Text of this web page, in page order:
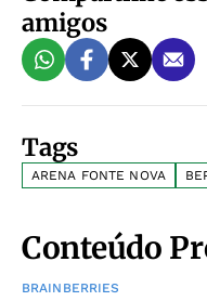
amigos
Tags
ARENA FONTE NOVA